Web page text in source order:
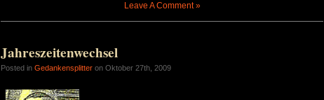
Leave A Comment »
Jahreszeitenwechsel
Posted in Gedankensplitter on Oktober 27th, 2009